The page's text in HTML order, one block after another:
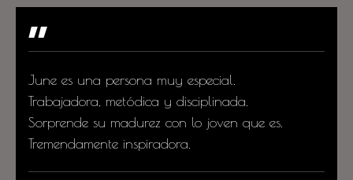
"
June es una persona muy especial.
Trabajadora, metódica y disciplinada.
Sorprende su madurez con lo joven que es.
Tremendamente inspiradora.